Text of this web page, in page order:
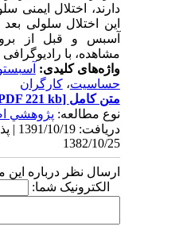
دارند، اختلال ایمنی
این اختلال سلولی بعد
آسبس و قبل از بروز
مشاهده، با
واژه‌های کلیدی:آسبستوز
حساسیت،کارگران
متن کامل[PDF 221 kb]
نوع مطالعه:پژوهشي
1382/10/25
ارسال نظر درباره این
الکترونیک شما: